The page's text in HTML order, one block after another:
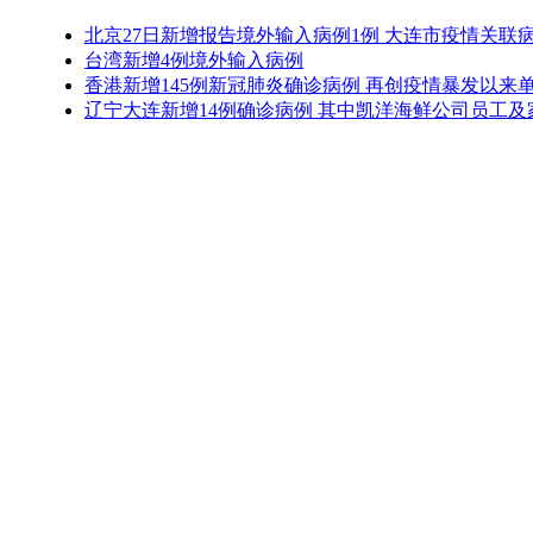
北京27日新增报告境外输入病例1例 大连市疫情关联
台湾新增4例境外输入病例
香港新增145例新冠肺炎确诊病例 再创疫情暴发以来
辽宁大连新增14例确诊病例 其中凯洋海鲜公司员工及